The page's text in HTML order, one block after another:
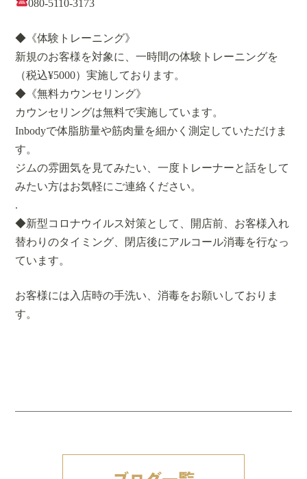
080-5110-3173
◆《体験トレーニング》
新規のお客様を対象に、一時間の体験トレーニングを
（税込¥5000）実施しております。
◆《無料カウンセリング》
カウンセリングは無料で実施しています。
Inbodyで体脂肪量や筋肉量を細かく測定していただけま
す。
ジムの雰囲気を見てみたい、一度トレーナーと話をして
みたい方はお気軽にご連絡ください。
.
◆新型コロナウイルス対策として、開店前、お客様入れ
替わりのタイミング、閉店後にアルコール消毒を行なっ
ています。
お客様には入店時の手洗い、消毒をお願いしておりま
す。